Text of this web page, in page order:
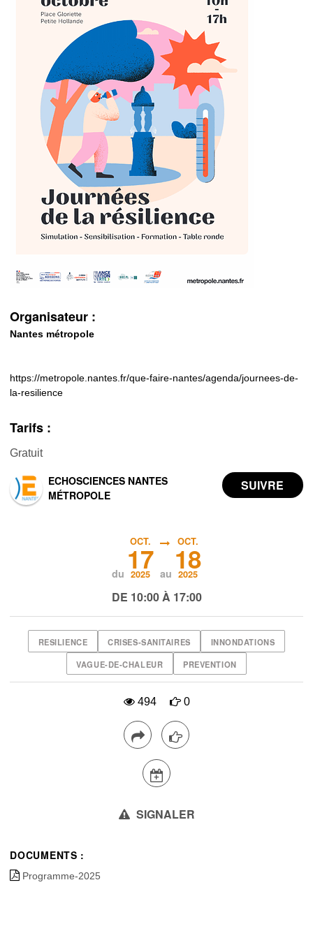
Organisateur :
Nantes métropole
https://metropole.nantes.fr/que-faire-nantes/agenda/journees-de-
la-resilience
Tarifs :
Gratuit
ECHOSCIENCES NANTES
MÉTROPOLE
du
OCT.
17
2025 au
OCT.
18
2025
DE 10:00 À 17:00
RESILIENCE CRISES-SANITAIRES INNONDATIONS
VAGUE-DE-CHALEUR PREVENTION
494 0
SIGNALER
DOCUMENTS :
Programme-2025